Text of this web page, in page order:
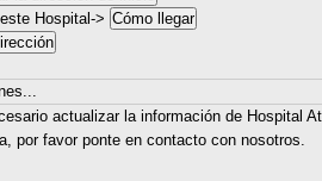
Hospital->
actualizar la información de Hospital
por favor ponte en contacto con nosotros.